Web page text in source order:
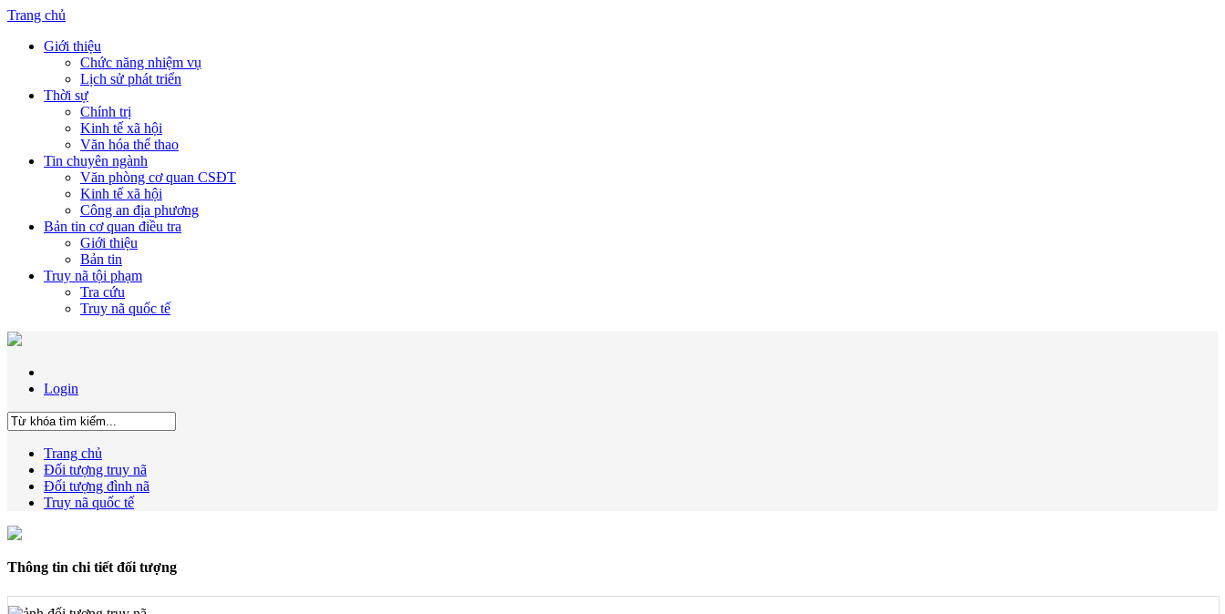
Trang chủ
Giới thiệu
Chức năng nhiệm vụ
Lịch sử phát triển
Thời sự
Chính trị
Kinh tế xã hội
Văn hóa thể thao
Tin chuyên ngành
Văn phòng cơ quan CSĐT
Kinh tế xã hội
Công an địa phương
Bản tin cơ quan điều tra
Giới thiệu
Bản tin
Truy nã tội phạm
Tra cứu
Truy nã quốc tế
Login
Trang chủ
Đối tượng truy nã
Đối tượng đình nã
Truy nã quốc tế
Thông tin chi tiết đối tượng